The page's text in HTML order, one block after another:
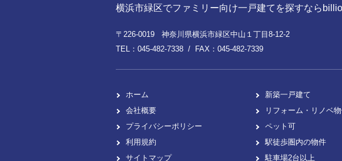
横浜市緑区でファミリー向け一戸建てを探すなら
〒226-0019 神奈川県横浜市緑区中山１丁目8-12-2
TEL：045-482-7338 / FAX：045-482-7339
ホーム
会社概要
プライバシーポリシー
利用規約
サイトマップ
新築一戸建て
リフォーム・リノベ
ペット可
駅徒歩圏内の物件
駐車場2台以上